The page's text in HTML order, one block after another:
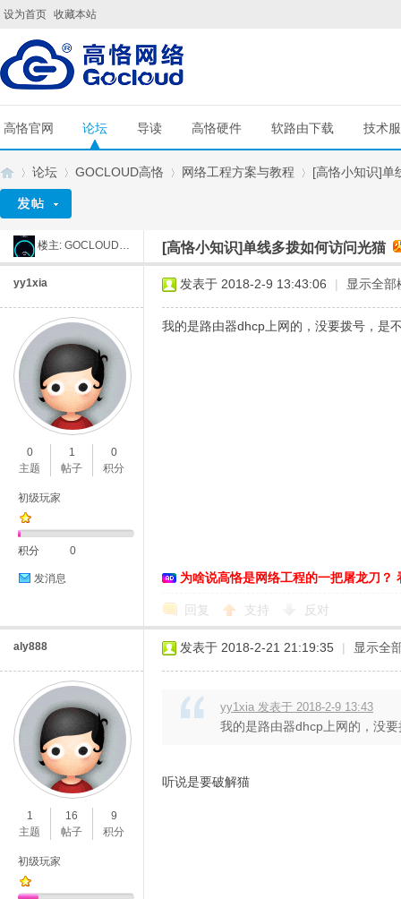
设为首页 收藏本站
高恪官网 论坛 导读 高恪硬件 软路由下载 技术
»
论坛
›
GOCLOUD高恪
›
网络工程方案与教程
›
[高恪小知识]单
楼主: GOCLOUD小舒 [高恪小知识]单线多拨如何访问光猫
yy1xia
0
主题
1
帖子
0
积分
初级玩家
积分 0
发消息
发表于 2018-2-9 13:43:06 | 显示全部
我的是路由器dhcp上网的，没要拨号，是
为啥说高恪是网络工程的一把屠龙刀？
回复 支持 反对
aly888
1
主题
16
帖子
9
积分
初级玩家
发表于 2018-2-21 21:19:35 | 显示全
yy1xia 发表于 2018-2-9 13:43
我的是路由器dhcp上网的，没
听说是要破解猫